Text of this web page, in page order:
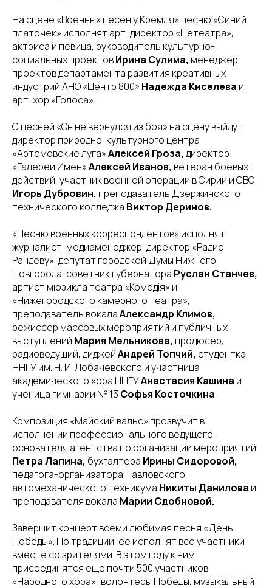
На сцене «Военных песен у Кремля» песню «Синий
платочек» исполнят арт-директор «Нетеатра»,
актриса и певица, руководитель культурно-
социальных проектовИрина Сулима, менеджер
проектов департамента развития креативных
индустрий АНО «Центр 800» Надежда Киселева и
арт-хор «Голоса».
С песней «Он не вернулся из боя» на сцену выйдут
директор природно-культурного центра
«Артемовские луга»Алексей Гроза, директор
«Галереи Имен»Алексей Иванов, ветеран боевых
действий, участник военной операции в Сирии и СВО
Игорь Дубровин, преподаватель Дзержинского
технического колледжа Виктор Деринов.
«Песню военных корреспондентов» исполнят
журналист, медиаменеджер, директор «Радио
Рандеву», депутат городской Думы Нижнего
Новгорода, советник губернатора Руслан Станчев,
артист мюзикла театра «Комедiя» и
«Нижегородского камерного театра»,
преподаватель вокалаАлександр Климов,
режиссер массовых мероприятий и публичных
выступлений Мария Мельникова, продюсер,
радиоведущий, диджейАндрей Топчий, студентка
ННГУ им. Н. И. Лобачевского и участница
академического хора ННГУАнастасия Кашина и
ученица гимназии № 13 Софья Косточкина.
Композиция «Майский вальс» прозвучит в
исполнении профессионального ведущего,
основателя агентства по организации мероприятий
Петра Лапина, бухгалтера Ирины Сидоровой,
педагога-организатора Павловского
автомеханического техникума Никиты Данилова и
преподавателя вокала Марии Сдобновой.
Завершит концерт всеми любимая песня «День
Победы». По традиции, ее исполнят все участники
вместе со зрителями. В этом году к ним
присоединятся еще почти 500 участников
«Народного хора»: волонтеры Победы, музыкальный